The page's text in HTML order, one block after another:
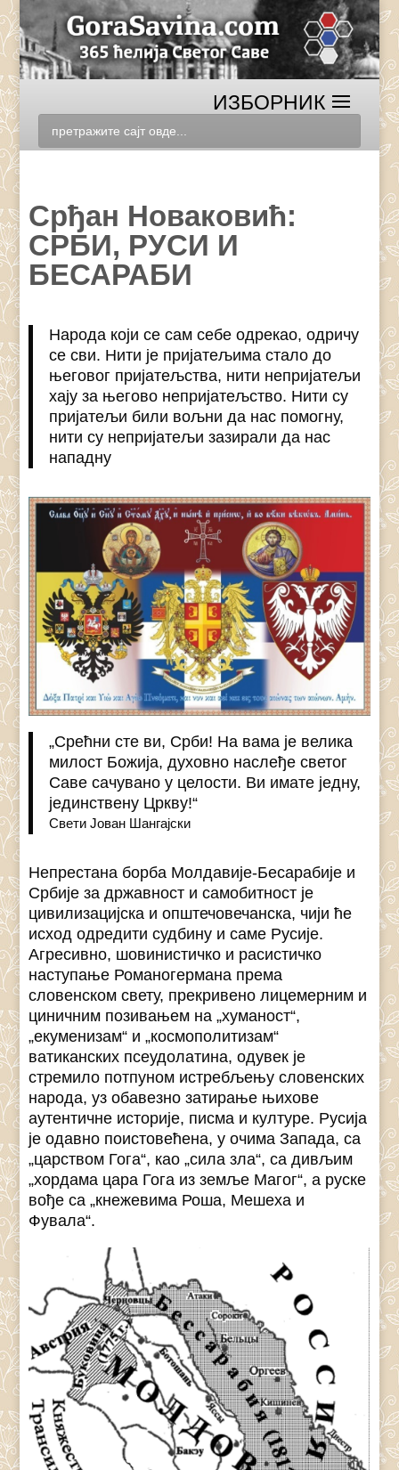
Срђан Новаковић:
СРБИ, РУСИ И
БЕСАРАБИ
Народа који се сам себе одрекао, одричу
се сви. Нити је пријатељима стало до
његовог пријатељства, нити непријатељи
хају за његово непријатељство. Нити су
пријатељи били вољни да нас помогну,
нити су непријатељи зазирали да нас
нападну
„Срећни сте ви, Срби! На вама је велика
милост Божија, духовно наслеђе светог
Саве сачувано у целости. Ви имате једну,
јединствену Цркву!“
Свети Јован Шангајски
Непрестана борба Молдавије-Бесарабије и
Србије за државност и самобитност је
цивилизацијска и општечовечанска, чији ће
исход одредити судбину и саме Русије.
Агресивно, шовинистичко и расистичко
наступање Романогермана према
словенском свету, прекривено лицемерним и
циничним позивањем на „хуманост“,
„екуменизам“ и „космополитизам“
ватиканских псеудолатина, одувек је
стремило потпуном истребљењу словенских
народа, уз обавезно затирање њихове
аутентичне историје, писма и културе. Русија
је одавно поистовећена, у очима Запада, са
„царством Гога“, као „сила зла“, са дивљим
„хордама цара Гога из земље Магог“, а руске
вође са „кнежевима Роша, Мешеха и
Фувала“.